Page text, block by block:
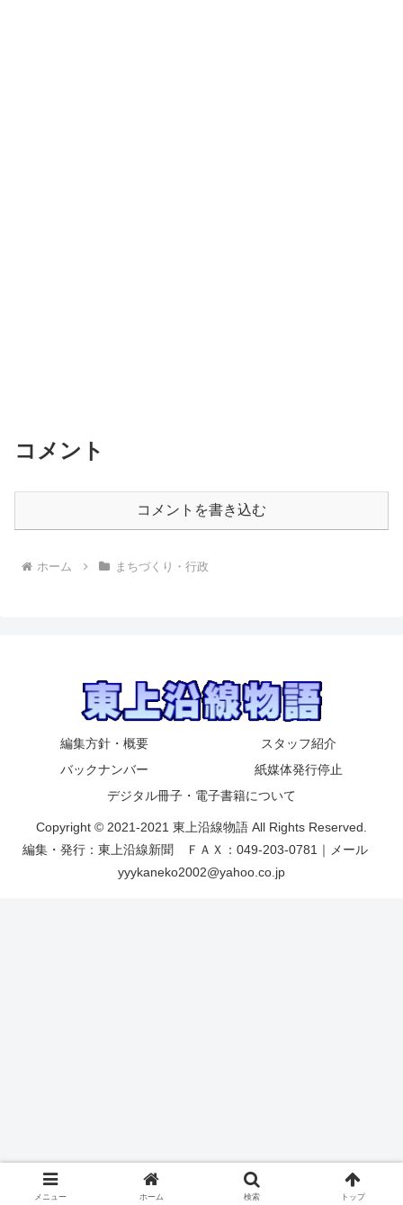
コメント
コメントを書き込む
ホーム まちづくり・行政
編集方針・概要
スタッフ紹介
バックナンバー
紙媒体発行停止
デジタル冊子・電子書籍について
Copyright © 2021-2021 東上沿線物語 All Rights Reserved.
編集・発行：東上沿線新聞 ＦＡＸ：049-203-0781｜メール
yyykaneko2002@yahoo.co.jp
メニュー ホーム 検索 トップ